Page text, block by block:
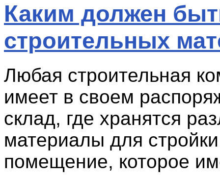
Каким должен
строительных
Любая строительная
имеет в своем
склад, где хранятся
материалы для
помещение, которое